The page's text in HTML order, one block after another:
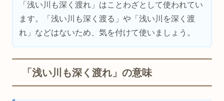
「浅い川も深く渡れ」はことわざとして使われてい
ます。「浅い川も深く渡る」や「浅い川を深く渡
れ」などはないため、気を付けて使いましょう。
「浅い川も深く渡れ」の意味